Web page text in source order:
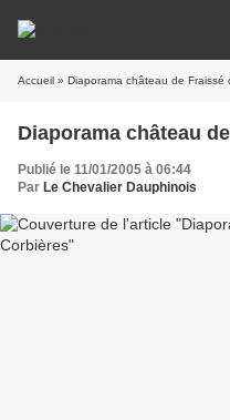
Accueil » Diaporama château de Fraissé
Diaporama château
Publié le 11/01/2005 à 06:44
Par Le Chevalier Dauphinois